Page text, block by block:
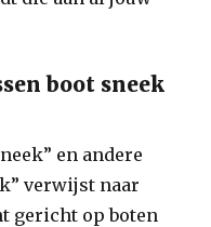
boot sneek
en andere
verwijst naar
gericht op boten